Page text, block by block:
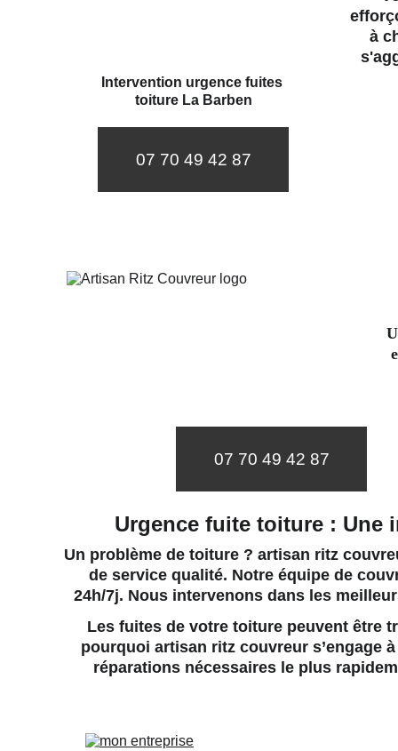
07 70 49 42 87
à
Intervention urgence fuites
toiture La Barben
07 70 49 42 87
Urgence fuite toiture : Une
Un problème de toiture ? artisan ritz
de service qualité. Notre équipe de
24h/7j. Nous intervenons dans les
Les fuites de votre toiture peuvent être
pourquoi artisan ritz couvreur s’engage
réparations nécessaires le plus